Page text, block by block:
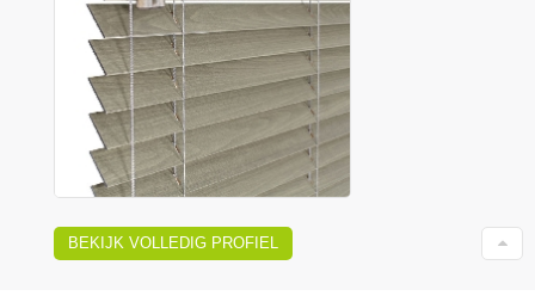
BEKIJK VOLLEDIG PROFIEL